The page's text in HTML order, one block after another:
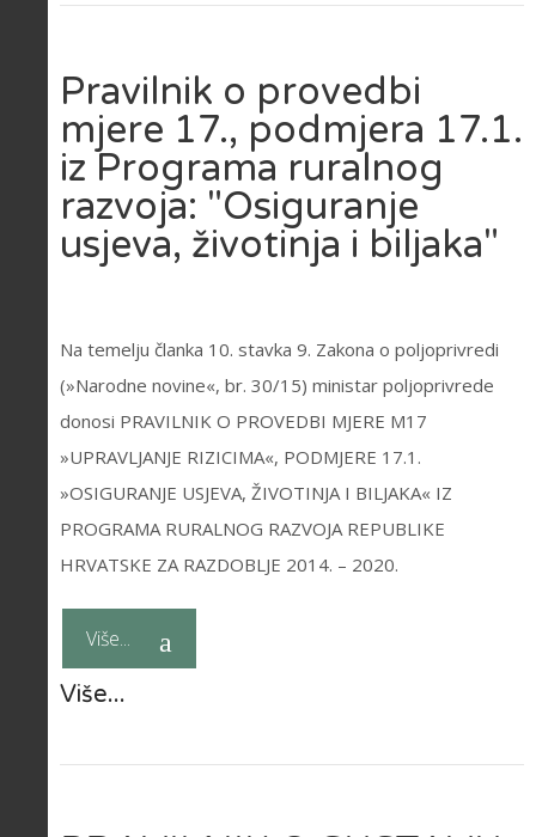
Pravilnik o provedbi
mjere 17., podmjera 17.1.
iz Programa ruralnog
razvoja: "Osiguranje
usjeva, životinja i biljaka"
Na temelju članka 10. stavka 9. Zakona o poljoprivredi
(»Narodne novine«, br. 30/15) ministar poljoprivrede
donosi PRAVILNIK O PROVEDBI MJERE M17
»UPRAVLJANJE RIZICIMA«, PODMJERE 17.1.
»OSIGURANJE USJEVA, ŽIVOTINJA I BILJAKA« IZ
PROGRAMA RURALNOG RAZVOJA REPUBLIKE
HRVATSKE ZA RAZDOBLJE 2014. – 2020.
Više...
Više...